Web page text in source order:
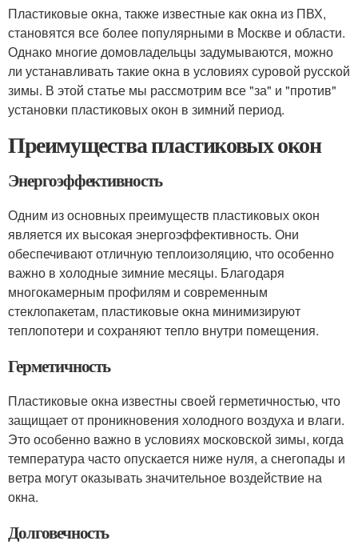
Пластиковые окна, также известные как окна из ПВХ,
становятся все более популярными в Москве и области.
Однако многие домовладельцы задумываются, можно
ли устанавливать такие окна в условиях суровой русской
зимы. В этой статье мы рассмотрим все "за" и "против"
установки пластиковых окон в зимний период.
Преимущества пластиковых окон
Энергоэффективность
Одним из основных преимуществ пластиковых окон
является их высокая энергоэффективность. Они
обеспечивают отличную теплоизоляцию, что особенно
важно в холодные зимние месяцы. Благодаря
многокамерным профилям и современным
стеклопакетам, пластиковые окна минимизируют
теплопотери и сохраняют тепло внутри помещения.
Герметичность
Пластиковые окна известны своей герметичностью, что
защищает от проникновения холодного воздуха и влаги.
Это особенно важно в условиях московской зимы, когда
температура часто опускается ниже нуля, а снегопады и
ветра могут оказывать значительное воздействие на
окна.
Долговечность